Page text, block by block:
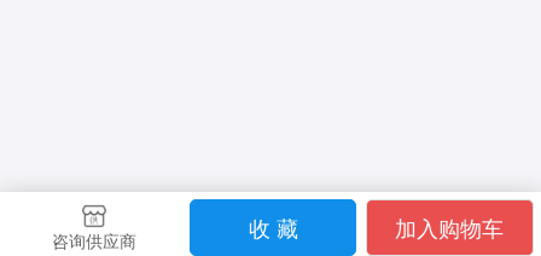
咨询供应商 收 藏 加入购物车